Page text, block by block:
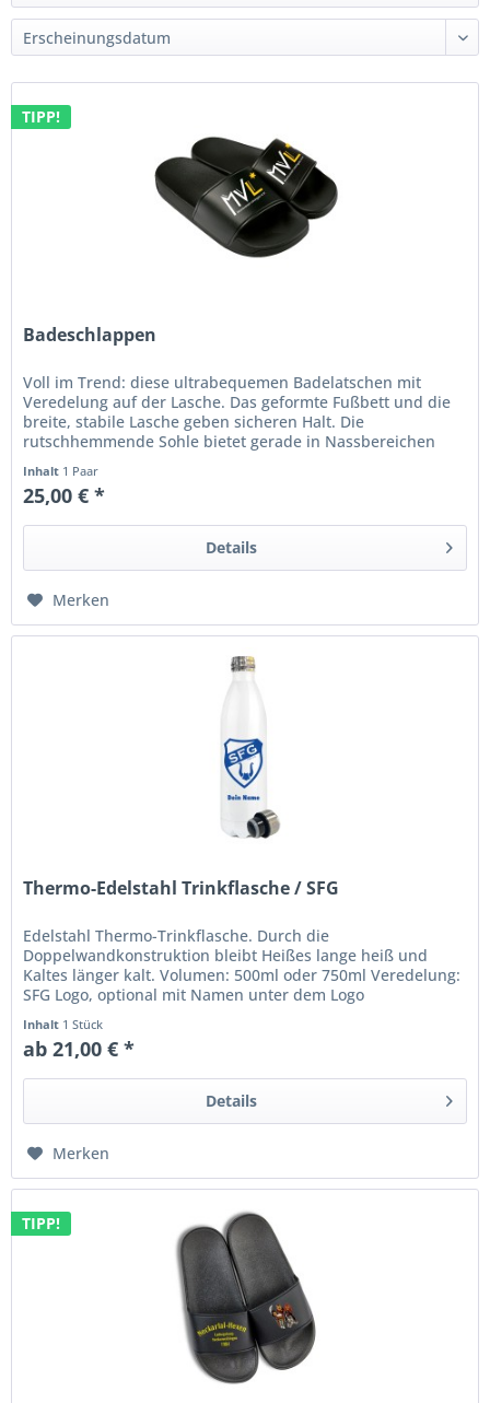
TIPP!
Badeschlappen
Voll im Trend: diese ultrabequemen Badelatschen mit
Veredelung auf der Lasche. Das geformte Fußbett und die
breite, stabile Lasche geben sicheren Halt. Die
rutschhemmende Sohle bietet gerade in Nassbereichen
Inhalt 1 Paar
25,00 € *
Details
Merken
Thermo-Edelstahl Trinkflasche / SFG
Edelstahl Thermo-Trinkflasche. Durch die
Doppelwandkonstruktion bleibt Heißes lange heiß und
Kaltes länger kalt. Volumen: 500ml oder 750ml Veredelung:
SFG Logo, optional mit Namen unter dem Logo
Inhalt 1 Stück
ab 21,00 € *
Details
Merken
TIPP!